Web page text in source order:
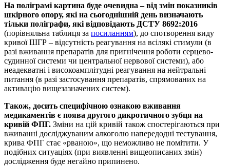
На поліграмі картина буде очевидна – від змін показників
шкірного опору, які на сьогоднішній день визначають
тільки поліграфи, які відповідають ДСТУ 8692:2016
(порівняльна таблиця за посиланням), до спотворення виду
кривої ШГР – відсутність реагування на всілякі стимули (в
разі вживання препаратів для пригнічення роботи серцево-
судинної системи чи центральної нервової системи), або
неадекватні і високоамплітудні реагування на нейтральні
питання (в разі застосування препаратів, спрямованих на
активацію вищезазначених систем).
Також, досить специфічною ознакою вживання
медикаментів є поява другого дикротичного зубця на
кривій ФПГ. Зміни на цій кривій також спостерігаються при
вживанні досліджуваним алкоголю напередодні тестування,
крива ФПГ стає «рваною», що неможливо не помітити. У
подібних ситуаціях (при виявленні вищеописаних змін)
дослідження буде негайно припинено.